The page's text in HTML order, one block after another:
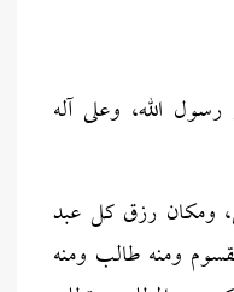
الله، وعلى آله
ومكان رزق كل عبد
ومنه طالب ومنه